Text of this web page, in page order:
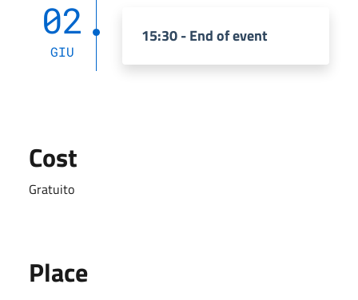
02
GIU
15:30 - End of event
Cost
Gratuito
Place